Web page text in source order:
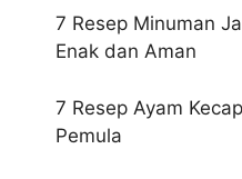
7 Resep Minuman
Enak dan Aman
7 Resep Ayam
Pemula